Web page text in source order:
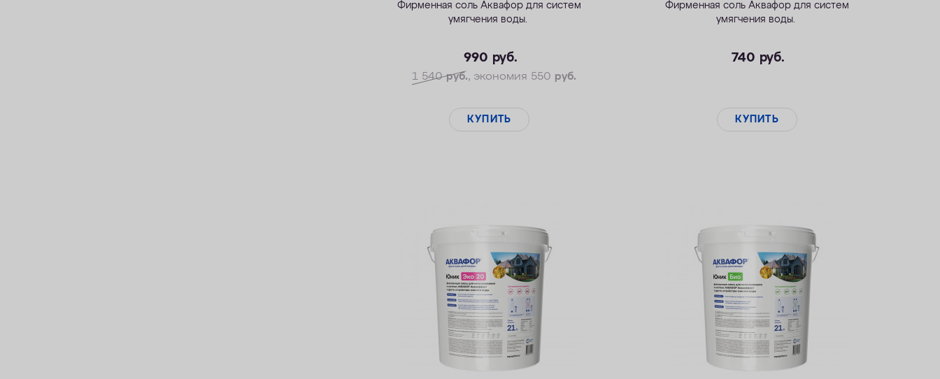
Фирменная соль Аквафор для систем
умягчения воды.
990 руб.
1 540руб., экономия 550 руб.
КУПИТЬ
Фирменная соль Аквафор для систем
умягчения воды.
740 руб.
КУПИТЬ